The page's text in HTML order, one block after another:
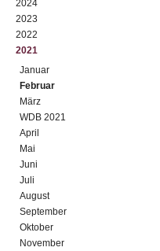
2024
2023
2022
2021
Januar
Februar
März
WDB 2021
April
Mai
Juni
Juli
August
September
Oktober
November